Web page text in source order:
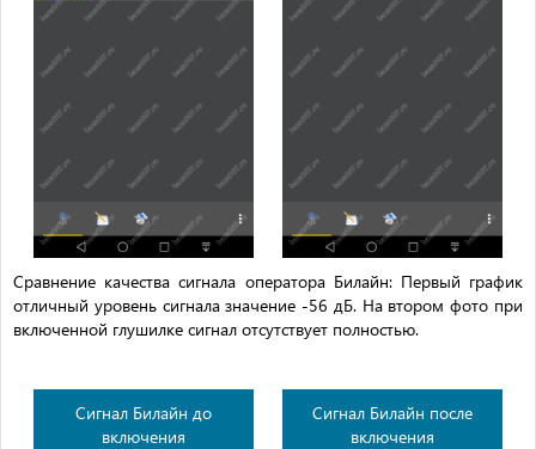
Сравнение качества сигнала оператора Билайн: Первый график
отличный уровень сигнала значение -56 дБ. На втором фото при
включенной глушилке сигнал отсутствует полностью.
Сигнал Билайн до
включения
Сигнал Билайн после
включения